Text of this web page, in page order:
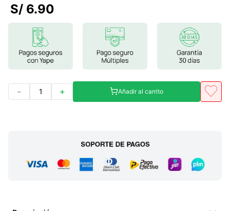
melena leon
9.
stevia
S/ 6.90
＋
－ Añadir al carrito